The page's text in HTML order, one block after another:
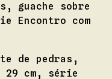
guache sobre
Encontro com
de pedras,
29 cm, série